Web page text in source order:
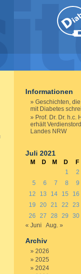
Informationen
Geschichten,
mit Diabetes
Prof. Dr. Dr. h.c.
erhält
Landes NRW
Juli 2021
M D M D F
1
2
5
6 7 8 9
12
13 14 15 16
19
20 21 22 23
26
27 28 29 30
« Juni
Aug. »
Archiv
2026
2025
2024